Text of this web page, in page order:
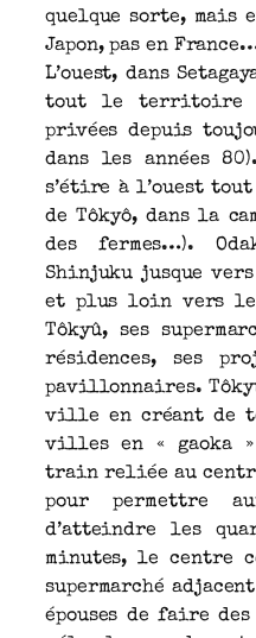
quelque sorte, mais
Japon, pas en
L’ouest, dans
tout le territoire
privées depuis
dans les années
s’étire à l’ouest
de Tôkyô, dans la
des fermes…).
Shinjuku jusque
et plus loin vers
Tôkyû, ses
résidences, ses
pavillonnaires.
ville en créant de
villes en « gaoka
train reliée au
pour permettre
d’atteindre les
minutes, le centre
supermarché
épouses de faire